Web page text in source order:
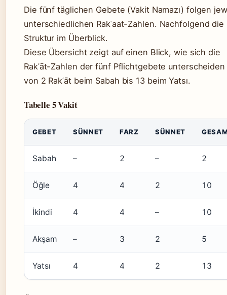
Die fünf täglichen Gebete (Vakit Namazı) folgen
unterschiedlichen Rakʿaat-Zahlen. Nachfolgend die
Struktur im Überblick.
Diese Übersicht zeigt auf einen Blick, wie sich die
Rakʿāt-Zahlen der fünf Pflichtgebete unterscheiden
von 2 Rakʿāt beim Sabah bis 13 beim Yatsı.
Tabelle 5 Vakit
GEBET SÜNNET FARZ SÜNNET
Sabah – 2 – 2
Öğle 4 4 2 10
İkindi 4 4 – 10
Akşam – 3 2 5
Yatsı 4 4 2 13